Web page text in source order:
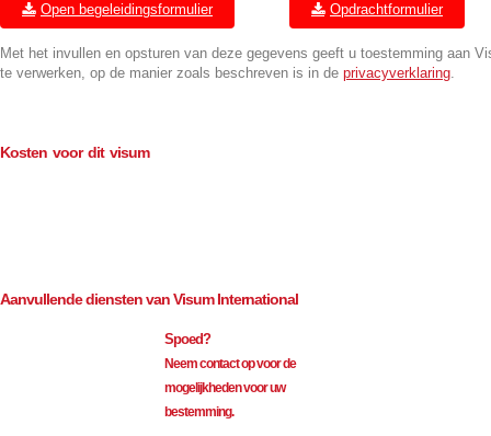
Open begeleidingsformulier Opdrachtformulier
Met het invullen en opsturen van deze gegevens geeft u toestemming aan
te verwerken, op de manier zoals beschreven is in de privacyverklaring.
Kosten voor dit visum
Aanvullende diensten van Visum International
Spoed?
Neem contact op voor de
mogelijkheden voor uw
bestemming.